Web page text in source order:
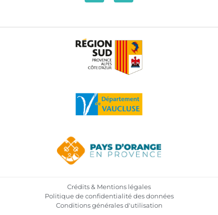
Crédits & Mentions légales
Politique de confidentialité des données
Conditions générales d'utilisation